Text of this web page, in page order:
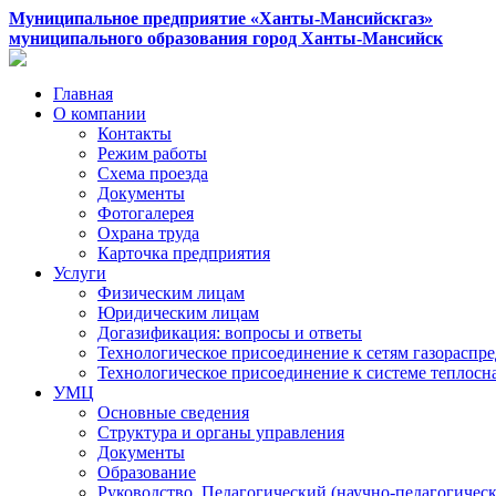
Муниципальное предприятие «Ханты-Мансийскгаз»
муниципального образования город Ханты-Мансийск
Главная
О компании
Контакты
Режим работы
Схема проезда
Документы
Фотогалерея
Охрана труда
Карточка предприятия
Услуги
Физическим лицам
Юридическим лицам
Догазификация: вопросы и ответы
Технологическое присоединение к сетям
Технологическое присоединение к системе
УМЦ
Основные сведения
Структура и органы управления
Документы
Образование
Руководство. Педагогический (научно-